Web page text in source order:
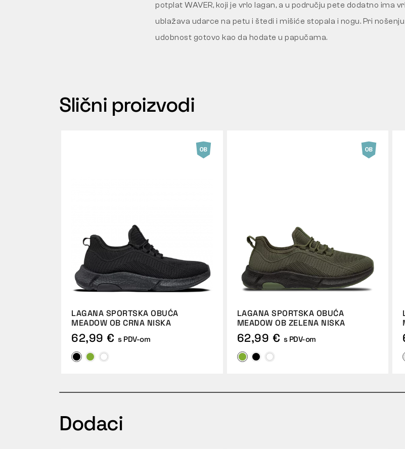
potplat WAVER, koji je vrlo lagan, a u području pete dodatno ima
ublažava udarce na petu i štedi i mišiće stopala i nogu. Pri
udobnost gotovo kao da hodate u papučama.
Slični proizvodi
LAGANA SPORTSKA OBUĆA
MEADOW OB CRNA NISKA
62,99 € s PDV-om
LAGANA SPORTSKA OBUĆA
MEADOW OB ZELENA NISKA
62,99 € s PDV-om
Dodaci